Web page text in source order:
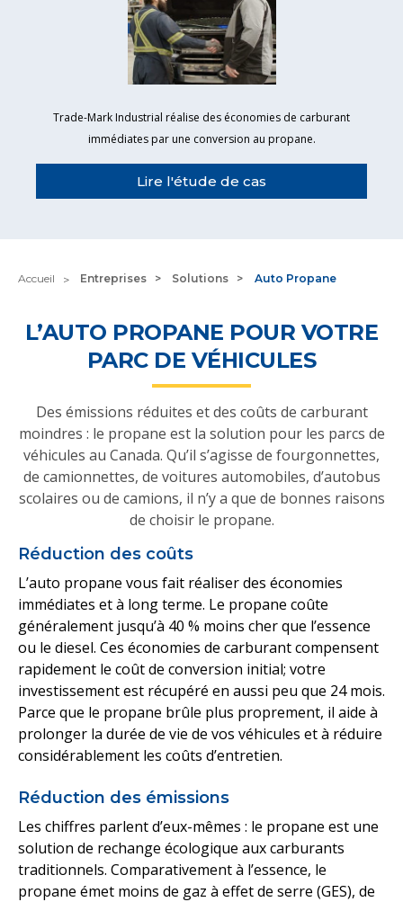
Trade-Mark Industrial réalise des économies de carburant
immédiates par une conversion au propane.
Lire l'étude de cas
Accueil Entreprises Solutions Auto Propane
L’AUTO PROPANE POUR VOTRE
PARC DE VÉHICULES
Des émissions réduites et des coûts de carburant
moindres : le propane est la solution pour les parcs de
véhicules au Canada. Qu’il s’agisse de fourgonnettes,
de camionnettes, de voitures automobiles, d’autobus
scolaires ou de camions, il n’y a que de bonnes raisons
de choisir le propane.
Réduction des coûts
L’auto propane vous fait réaliser des économies
immédiates et à long terme. Le propane coûte
généralement jusqu’à 40 % moins cher que l’essence
ou le diesel. Ces économies de carburant compensent
rapidement le coût de conversion initial; votre
investissement est récupéré en aussi peu que 24 mois.
Parce que le propane brûle plus proprement, il aide à
prolonger la durée de vie de vos véhicules et à réduire
considérablement les coûts d’entretien.
Réduction des émissions
Les chiffres parlent d’eux-mêmes : le propane est une
solution de rechange écologique aux carburants
traditionnels. Comparativement à l’essence, le
propane émet moins de gaz à effet de serre (GES), de